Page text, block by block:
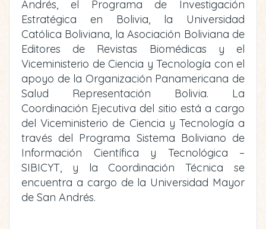
Andrés, el Programa de Investigación
Estratégica en Bolivia, la Universidad
Católica Boliviana, la Asociación Boliviana de
Editores de Revistas Biomédicas y el
Viceministerio de Ciencia y Tecnología con el
apoyo de la Organización Panamericana de
Salud Representación Bolivia. La
Coordinación Ejecutiva del sitio está a cargo
del Viceministerio de Ciencia y Tecnología a
través del Programa Sistema Boliviano de
Información Científica y Tecnológica –
SIBICYT, y la Coordinación Técnica se
encuentra a cargo de la Universidad Mayor
de San Andrés.